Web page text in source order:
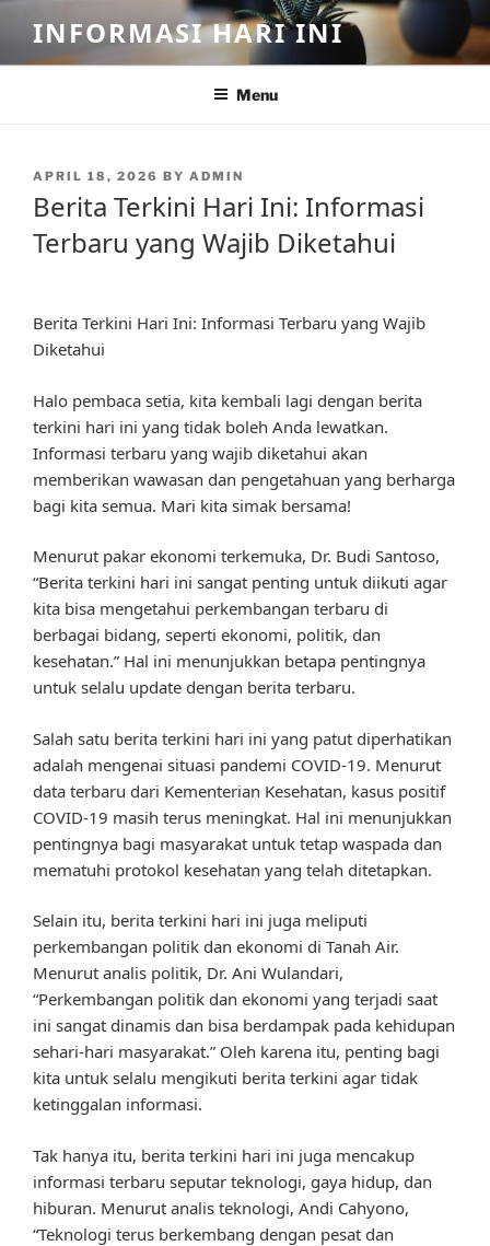
content
INFORMASI HARI INI
Menu
POSTED
APRIL 18, 2026 BY ADMIN
Berita Terkini Hari Ini: Informasi
Terbaru yang Wajib Diketahui
Berita Terkini Hari Ini: Informasi Terbaru yang Wajib
Diketahui
Halo pembaca setia, kita kembali lagi dengan berita
terkini hari ini yang tidak boleh Anda lewatkan.
Informasi terbaru yang wajib diketahui akan
memberikan wawasan dan pengetahuan yang berharga
bagi kita semua. Mari kita simak bersama!
Menurut pakar ekonomi terkemuka, Dr. Budi Santoso,
“Berita terkini hari ini sangat penting untuk diikuti agar
kita bisa mengetahui perkembangan terbaru di
berbagai bidang, seperti ekonomi, politik, dan
kesehatan.” Hal ini menunjukkan betapa pentingnya
untuk selalu update dengan berita terbaru.
Salah satu berita terkini hari ini yang patut diperhatikan
adalah mengenai situasi pandemi COVID-19. Menurut
data terbaru dari Kementerian Kesehatan, kasus positif
COVID-19 masih terus meningkat. Hal ini menunjukkan
pentingnya bagi masyarakat untuk tetap waspada dan
mematuhi protokol kesehatan yang telah ditetapkan.
Selain itu, berita terkini hari ini juga meliputi
perkembangan politik dan ekonomi di Tanah Air.
Menurut analis politik, Dr. Ani Wulandari,
“Perkembangan politik dan ekonomi yang terjadi saat
ini sangat dinamis dan bisa berdampak pada kehidupan
sehari-hari masyarakat.” Oleh karena itu, penting bagi
kita untuk selalu mengikuti berita terkini agar tidak
ketinggalan informasi.
Tak hanya itu, berita terkini hari ini juga mencakup
informasi terbaru seputar teknologi, gaya hidup, dan
hiburan. Menurut analis teknologi, Andi Cahyono,
“Teknologi terus berkembang dengan pesat dan